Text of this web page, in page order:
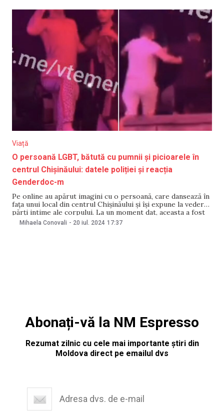
Viață
O persoană LGBT, bătută cu pumnii și picioarele în
centrul Chișinăului: datele poliției și reacția
Genderdoc-m
Pe online au apărut imagini cu o persoană, care dansează în
fața unui local din centrul Chișinăului și își expune la vedere
părți intime ale corpului. La un moment dat, aceasta a fost
agresată cu pumnii și picioarele de mai mulți bărbați.
Mihaela Conovali - 20 iul. 2024 17:37
Abonați-vă la NM Espresso
Rezumat zilnic cu cele mai importante știri din
Moldova direct pe emailul dvs